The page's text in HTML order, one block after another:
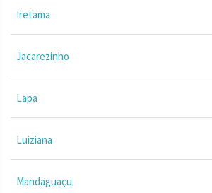
Iretama
Jacarezinho
Lapa
Luiziana
Mandaguaçu